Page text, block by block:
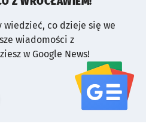
wiedzieć, co dzieje się we
wiadomości z
w Google News!
serwisu